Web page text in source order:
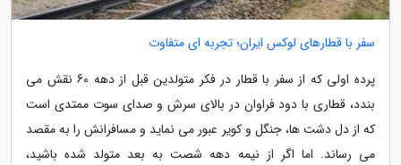
سفر با قطارهای لوکس ایران؛ تجربه ای متفاوت
پرده اولی که از سفر با قطار در فکر متولدین قبل از دهه 60 نقش می
بندد، قطاری با دود فراوان در بالای سرش و صدای سوت ممتدی است
که از دل دشت ها، جنگل و کویر عبور می نماید و مسافرانش را به مقصد
می رساند. اما اگر از نیمه دهه شصت به بعد متولد شده باشید،